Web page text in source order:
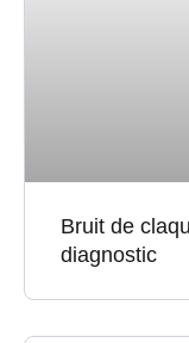
Bruit de
diagnostic